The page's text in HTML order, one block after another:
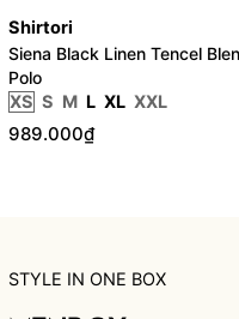
Shirtori
Siena Black Linen Tencel
Polo
XS S M L XL XXL
989.000₫
STYLE IN ONE BOX